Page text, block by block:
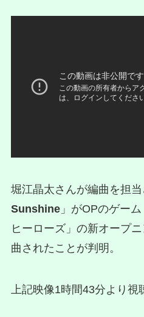
堀江晶太さんが編曲を担当
Sunshine」がOPのゲー
ヒーローズ」の新オープ
曲されたことが判明。
上記映像1時間43分より視